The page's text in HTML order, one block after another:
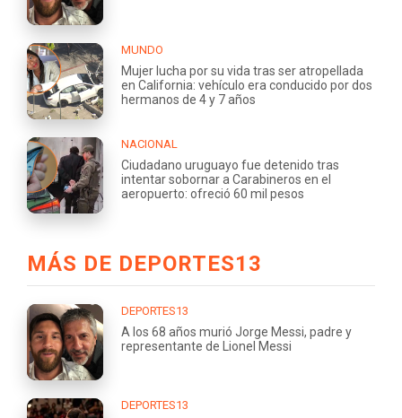
MUNDO
Mujer lucha por su vida tras ser atropellada
en California: vehículo era conducido por dos
hermanos de 4 y 7 años
NACIONAL
Ciudadano uruguayo fue detenido tras
intentar sobornar a Carabineros en el
aeropuerto: ofreció 60 mil pesos
MÁS DE DEPORTES13
DEPORTES13
A los 68 años murió Jorge Messi, padre y
representante de Lionel Messi
DEPORTES13